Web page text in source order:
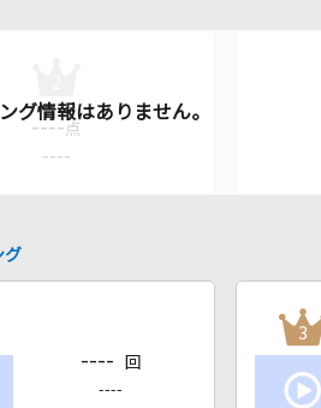
---- 点
----
グ
---- 回
----
3